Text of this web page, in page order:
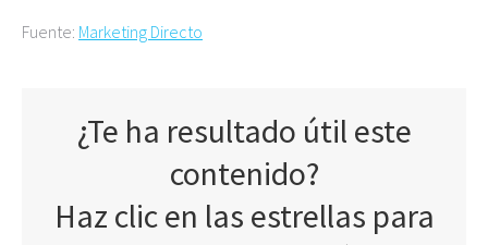
Fuente: Marketing Directo
¿Te ha resultado útil este
contenido?
Haz clic en las estrellas para